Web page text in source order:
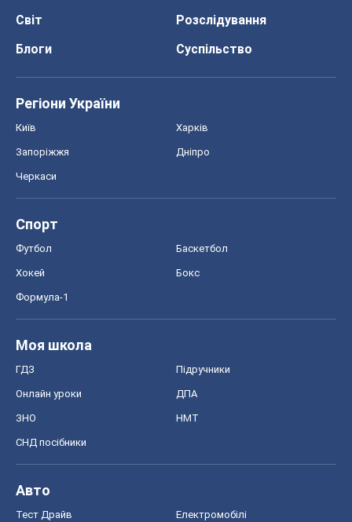
Світ
Розслідування
Блоги
Суспільство
Регіони України
Київ Харків
Запоріжжя Дніпро
Черкаси
Спорт
Футбол Баскетбол
Хокей Бокс
Формула-1
Моя школа
ГДЗ Підручники
Онлайн уроки ДПА
ЗНО НМТ
СНД посібники
Авто
Тест Драйв Електромобілі